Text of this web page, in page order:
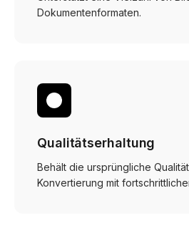
Dokumentenformaten.
Qualitätserhaltung
Behält die ursprüngliche
Konvertierung mit